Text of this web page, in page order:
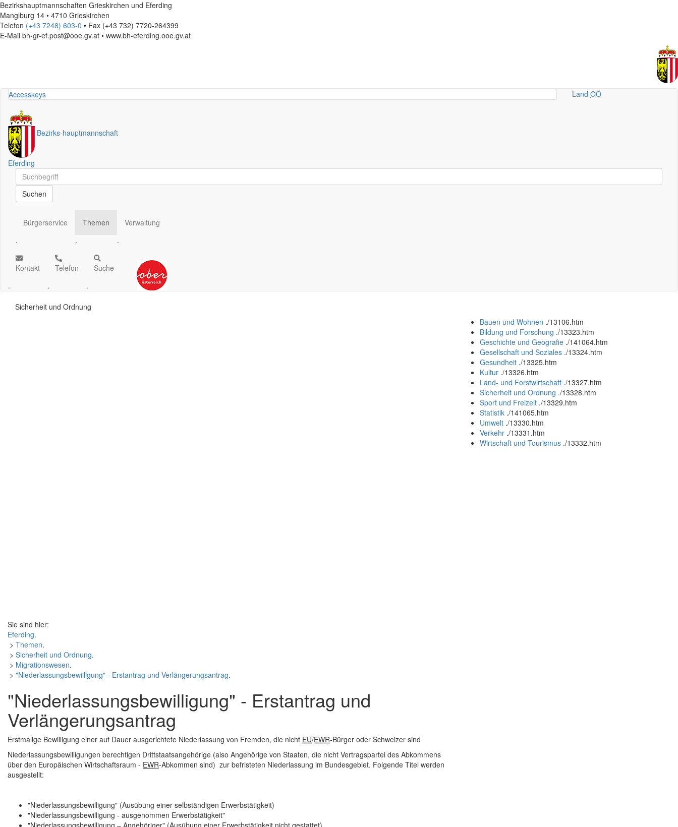
Bezirkshauptmannschaften Grieskirchen und Eferding
Manglburg 14 • 4710 Grieskirchen
Telefon (+43 7248) 603-0 • Fax (+43 732) 7720-264399
E-Mail bh-gr-ef.post@ooe.gv.at • www.bh-eferding.ooe.gv.at
Accesskeys LandOÖ
Bezirks-hauptmannschaft
Eferding
Schnellsuche
Schnellsuche
Suchen
Bürgerservice
.
Themen
.
Verwaltung
.
Kontakt
.
Telefon
.
Suche
.
Sicherheit und Ordnung
Bauen und Wohnen ./13106.htm
Bildung und Forschung ./13323.htm
Geschichte und Geografie ./141064.htm
Gesellschaft und Soziales ./13324.htm
Gesundheit ./13325.htm
Kultur ./13326.htm
Land- und Forstwirtschaft ./13327.htm
Sicherheit und Ordnung ./13328.htm
Sport und Freizeit ./13329.htm
Statistik ./141065.htm
Umwelt ./13330.htm
Verkehr ./13331.htm
Wirtschaft und Tourismus ./13332.htm
Sie sind hier:
Eferding.
> Themen.
> Sicherheit und Ordnung.
> Migrationswesen.
> "Niederlassungsbewilligung" - Erstantrag und Verlängerungsantrag.
"Niederlassungsbewilligung" - Erstantrag und
Verlängerungsantrag
Erstmalige Bewilligung einer auf Dauer ausgerichtete Niederlassung von Fremden, die nicht EU/EWR-Bürger oder Schweizer sind
Niederlassungsbewilligungen berechtigen Drittstaatsangehörige (also Angehörige von Staaten, die nicht Vertragspartei des Abkommens
über den Europäischen Wirtschaftsraum - EWR-Abkommen sind) zur befristeten Niederlassung im Bundesgebiet. Folgende Titel werden
ausgestellt:
"Niederlassungsbewilligung" (Ausübung einer selbständigen Erwerbstätigkeit)
"Niederlassungsbewilligung - ausgenommen Erwerbstätigkeit"
"Niederlassungsbewilligung – Angehöriger" (Ausübung einer Erwerbstätigkeit nicht gestattet)